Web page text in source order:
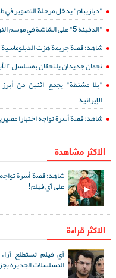
"ديازيبام" يدخل مرحلة التصوير في
"الدفينة 5" على الشاشة في موسم النوروز
شاهد: قصة جريمة هزت الدبلوماسية
نجمان جديدان يلتحقان بمسلسل
"بلا مشنقة" يجمع اثنين من أبرز
الإيرانية
شاهد: قصة أسرة تواجه اختبارا
الاكثر مشاهدة
شاهد: قصة أسرة تواجه
على آي فيلم!
الاكثر قراءة
آي فيلم تستطلع
المسلسلات الجديرة